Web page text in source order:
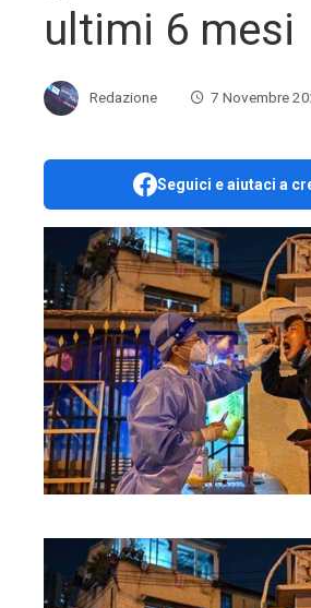
ultimi 6 mesi
Redazione
7 Novembre
Seguici e aiutaci a